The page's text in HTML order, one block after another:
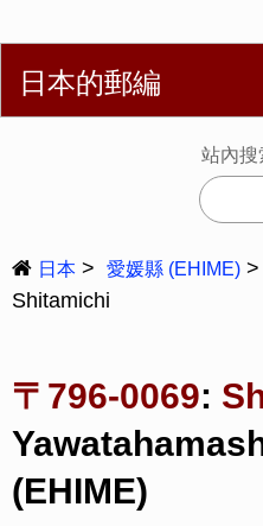
Deutsch
Français
日本的郵編
站內搜
日本 愛媛縣 (EHIME)
Shitamichi
〒796-0069:
(EHIME)